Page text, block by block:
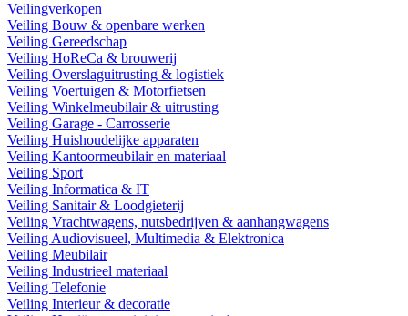
Veilingverkopen
Veiling Bouw & openbare werken
Veiling Gereedschap
Veiling HoReCa & brouwerij
Veiling Overslaguitrusting & logistiek
Veiling Voertuigen & Motorfietsen
Veiling Winkelmeubilair & uitrusting
Veiling Garage - Carrosserie
Veiling Huishoudelijke apparaten
Veiling Kantoormeubilair en materiaal
Veiling Sport
Veiling Informatica & IT
Veiling Sanitair & Loodgieterij
Veiling Vrachtwagens, nutsbedrijven & aanhangwagens
Veiling Audiovisueel, Multimedia & Elektronica
Veiling Meubilair
Veiling Industrieel materiaal
Veiling Telefonie
Veiling Interieur & decoratie